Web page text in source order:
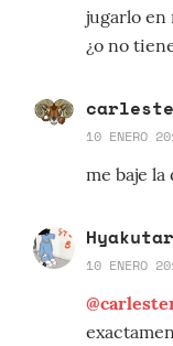
jugarlo en
¿o no
10 ENERO
me baje la
10 ENERO